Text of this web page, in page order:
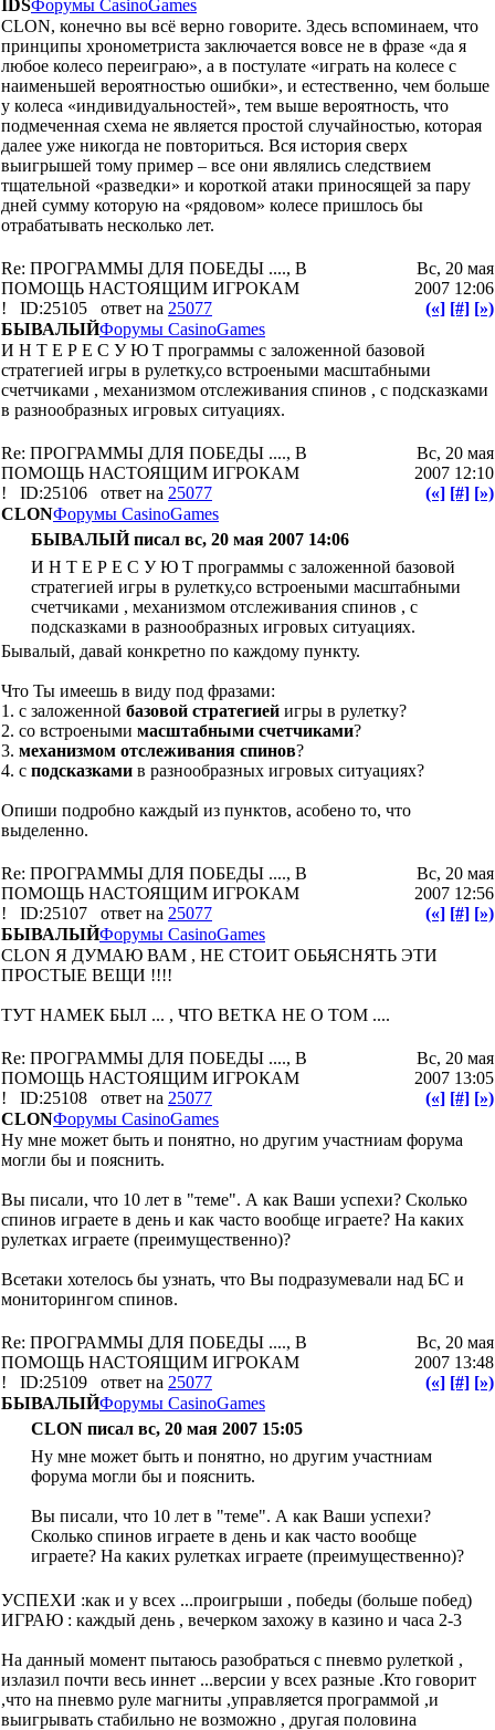
IDSФорумы CasinoGames
CLON, конечно вы всё верно говорите. Здесь вспоминаем, что
принципы хронометриста заключается вовсе не в фразе «да я
любое колесо переиграю», а в постулате «играть на колесе с
наименьшей вероятностью ошибки», и естественно, чем больше
у колеса «индивидуальностей», тем выше вероятность, что
подмеченная схема не является простой случайностью, которая
далее уже никогда не повториться. Вся история сверх
выигрышей тому пример – все они являлись следствием
тщательной «разведки» и короткой атаки приносящей за пару
дней сумму которую на «рядовом» колесе пришлось бы
отрабатывать несколько лет.
Re: ПРОГРАММЫ ДЛЯ ПОБЕДЫ ...., В
ПОМОЩЬ НАСТОЯЩИМ ИГРОКАМ
!
ID:25105 ответ на 25077
Вс, 20 мая
2007 12:06
(«] [#] [»)
БЫВАЛЫЙФорумы CasinoGames
И Н Т Е Р Е С У Ю Т программы с заложенной базовой
стратегией игры в рулетку,со встроеными масштабными
счетчиками , механизмом отслеживания спинов , с подсказками
в разнообразных игровых ситуациях.
Re: ПРОГРАММЫ ДЛЯ ПОБЕДЫ ...., В
ПОМОЩЬ НАСТОЯЩИМ ИГРОКАМ
!
ID:25106 ответ на 25077
Вс, 20 мая
2007 12:10
(«] [#] [»)
CLONФорумы CasinoGames
БЫВАЛЫЙ писал вс, 20 мая 2007 14:06
И Н Т Е Р Е С У Ю Т программы с заложенной базовой
стратегией игры в рулетку,со встроеными масштабными
счетчиками , механизмом отслеживания спинов , с
подсказками в разнообразных игровых ситуациях.
Бывалый, давай конкретно по каждому пункту.
Что Ты имеешь в виду под фразами:
1. с заложенной базовой стратегией игры в рулетку?
2. со встроеными масштабными счетчиками?
3. механизмом отслеживания спинов?
4. с подсказками в разнообразных игровых ситуациях?
Опиши подробно каждый из пунктов, асобено то, что
выделенно.
Re: ПРОГРАММЫ ДЛЯ ПОБЕДЫ ...., В
ПОМОЩЬ НАСТОЯЩИМ ИГРОКАМ
!
ID:25107 ответ на 25077
Вс, 20 мая
2007 12:56
(«] [#] [»)
БЫВАЛЫЙФорумы CasinoGames
CLON Я ДУМАЮ ВАМ , НЕ СТОИТ ОБЬЯСНЯТЬ ЭТИ
ПРОСТЫЕ ВЕЩИ !!!!
ТУТ НАМЕК БЫЛ ... , ЧТО ВЕТКА НЕ О ТОМ ....
Re: ПРОГРАММЫ ДЛЯ ПОБЕДЫ ...., В
ПОМОЩЬ НАСТОЯЩИМ ИГРОКАМ
!
ID:25108 ответ на 25077
Вс, 20 мая
2007 13:05
(«] [#] [»)
CLONФорумы CasinoGames
Ну мне может быть и понятно, но другим участниам форума
могли бы и пояснить.
Вы писали, что 10 лет в "теме". А как Ваши успехи? Сколько
спинов играете в день и как часто вообще играете? На каких
рулетках играете (преимущественно)?
Всетаки хотелось бы узнать, что Вы подразумевали над БС и
мониторингом спинов.
Re: ПРОГРАММЫ ДЛЯ ПОБЕДЫ ...., В
ПОМОЩЬ НАСТОЯЩИМ ИГРОКАМ
!
ID:25109 ответ на 25077
Вс, 20 мая
2007 13:48
(«] [#] [»)
БЫВАЛЫЙФорумы CasinoGames
CLON писал вс, 20 мая 2007 15:05
Ну мне может быть и понятно, но другим участниам
форума могли бы и пояснить.
Вы писали, что 10 лет в "теме". А как Ваши успехи?
Сколько спинов играете в день и как часто вообще
играете? На каких рулетках играете (преимущественно)?
УСПЕХИ :как и у всех ...проигрыши , победы (больше побед)
ИГРАЮ : каждый день , вечерком захожу в казино и часа 2-3
На данный момент пытаюсь разобраться с пневмо рулеткой ,
излазил почти весь иннет ...версии у всех разные .Кто говорит
,что на пневмо руле магниты ,управляется программой ,и
выигрывать стабильно не возможно , другая половина